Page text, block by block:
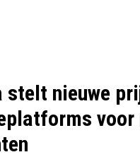
stelt nieuwe
voor